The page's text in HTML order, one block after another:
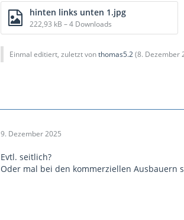
hinten links unten 1.jpg
222,93 kB – 4 Downloads
Einmal editiert, zuletzt vonthomas5.2(8. Dezember
9. Dezember 2025
Evtl. seitlich?
Oder mal bei den kommerziellen Ausbauern